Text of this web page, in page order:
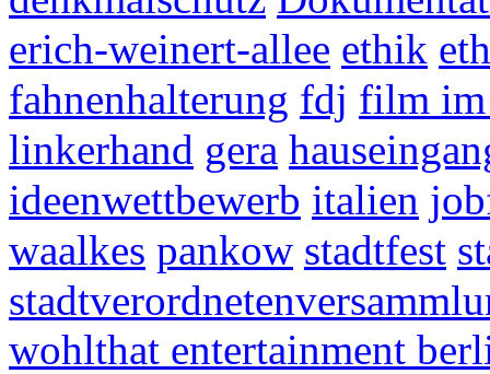
erich-weinert-allee ethik
fahnenhalterung fdj film im
linkerhand gera
ideenwettbewerb italien
waalkes pankow stadtfest
wohlthat entertainment